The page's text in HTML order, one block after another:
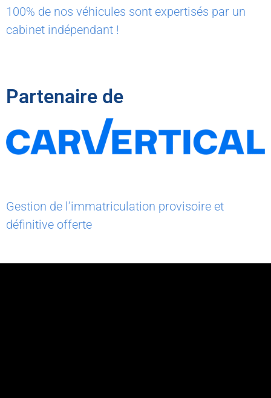
100% de nos véhicules sont expertisés par un
cabinet indépendant !
Partenaire de
Gestion de l’immatriculation provisoire et
définitive offerte